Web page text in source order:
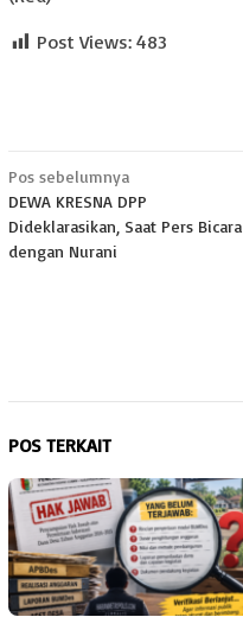
Post Views: 483
Navigasi
pos
Pos sebelumnya
DEWA KRESNA DPP
Dideklarasikan, Saat Pers Bicara
dengan Nurani
POS TERKAIT